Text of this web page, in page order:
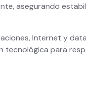
asegurando
Internet y
para